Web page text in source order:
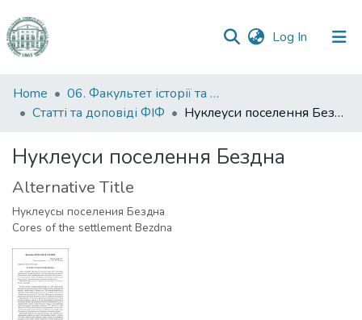
Log In (current)
Communities
&
All of DSpace
Statistics
Home
06. Факультет історії та філософії
Статті та доповіді ФІФ
Нуклеуси поселення Бездна
Нуклеуси поселення Бездна
Alternative Title
Нуклеусы поселения Бездна
Cores of the settlement Bezdna